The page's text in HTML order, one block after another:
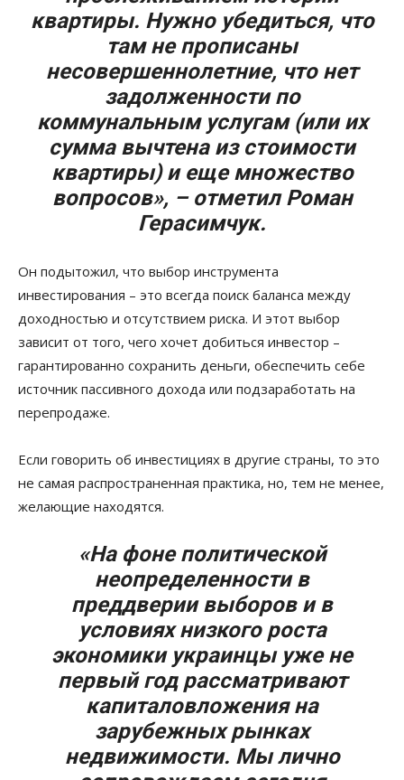
квартиры. Нужно убедиться, что
там не прописаны
несовершеннолетние, что нет
задолженности по
коммунальным услугам (или их
сумма вычтена из стоимости
квартиры) и еще множество
вопросов», – отметил Роман
Герасимчук.
Он подытожил, что выбор инструмента
инвестирования – это всегда поиск баланса между
доходностью и отсутствием риска. И этот выбор
зависит от того, чего хочет добиться инвестор –
гарантированно сохранить деньги, обеспечить себе
источник пассивного дохода или подзаработать на
перепродаже.
Если говорить об инвестициях в другие страны, то это
не самая распространенная практика, но, тем не менее,
желающие находятся.
«На фоне политической
неопределенности в
преддверии выборов и в
условиях низкого роста
экономики украинцы уже не
первый год рассматривают
капиталовложения на
зарубежных рынках
недвижимости. Мы лично